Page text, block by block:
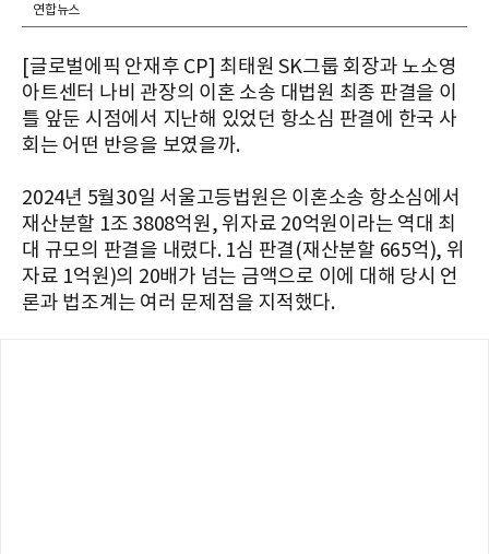
연합뉴스
[글로벌에픽 안재후 CP] 최태원 SK그룹 회장과 노소영
아트센터 나비 관장의 이혼 소송 대법원 최종 판결을 이
틀 앞둔 시점에서 지난해 있었던 항소심 판결에 한국 사
회는 어떤 반응을 보였을까.
2024년 5월30일 서울고등법원은 이혼소송 항소심에서
재산분할 1조 3808억원, 위자료 20억원이라는 역대 최
대 규모의 판결을 내렸다. 1심 판결(재산분할 665억), 위
자료 1억원)의 20배가 넘는 금액으로 이에 대해 당시 언
론과 법조계는 여러 문제점을 지적했다.